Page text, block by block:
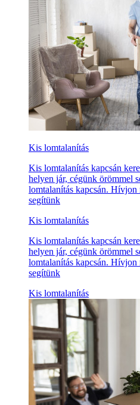
Kis lomtalanítás
Kis lomtalanítás kapcsán
helyen jár, cégünk örömmel
lomtalanítás kapcsán.
segítünk
Kis lomtalanítás
Kis lomtalanítás kapcsán
helyen jár, cégünk örömmel
lomtalanítás kapcsán.
segítünk
Kis lomtalanítás